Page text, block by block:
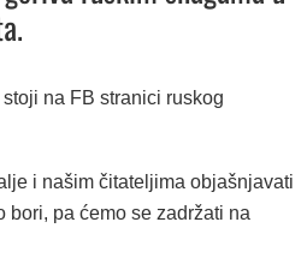
na FB stranici ruskog
i našim čitateljima objašnjavati
bori, pa ćemo se zadržati na